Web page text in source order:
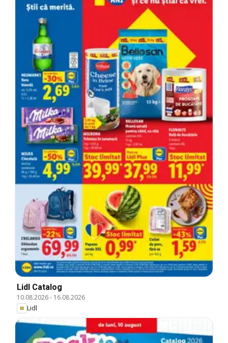
Lidl Catalog
10.08.2026- 16.08.2026
Lidl